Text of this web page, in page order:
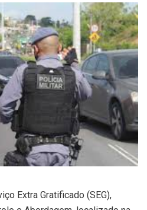
Extra Gratificado (SEG),